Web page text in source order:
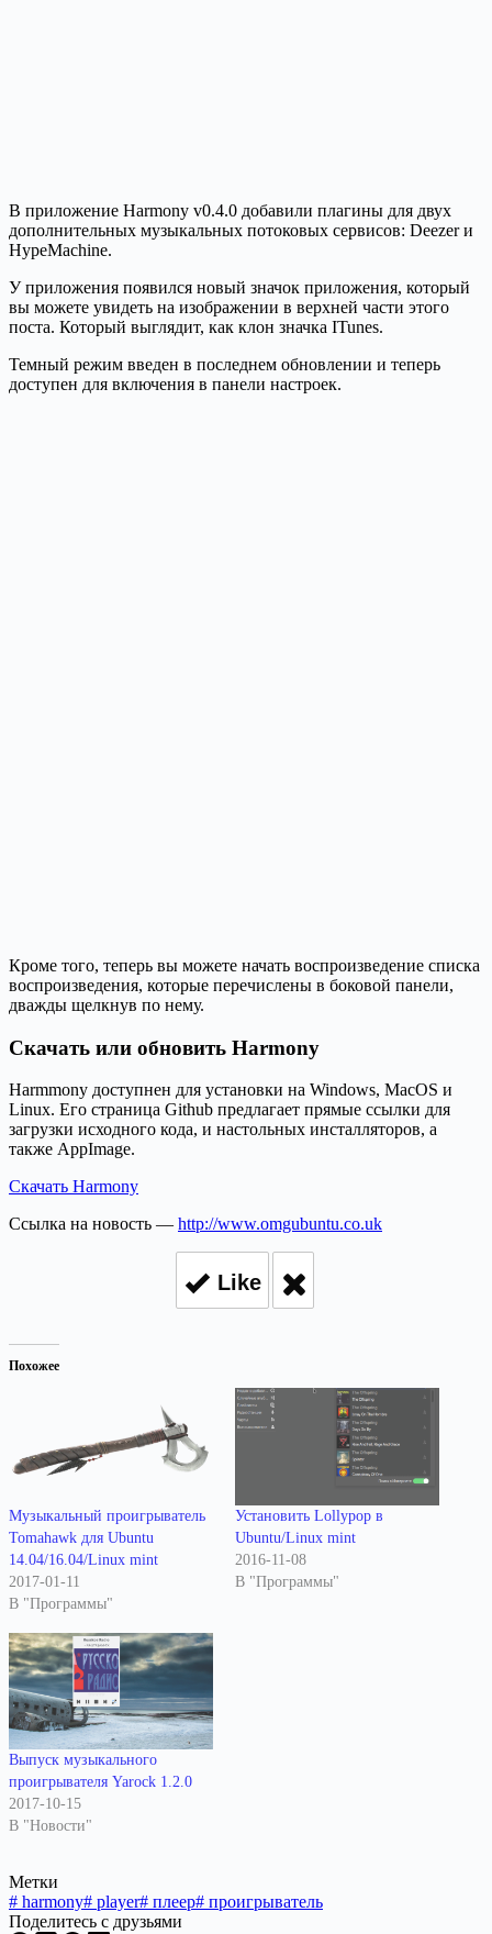
В приложение Harmony v0.4.0 добавили плагины для двух
дополнительных музыкальных потоковых сервисов: Deezer и
HypeMachine.
У приложения появился новый значок приложения, который
вы можете увидеть на изображении в верхней части этого
поста. Который выглядит, как клон значка ITunes.
Темный режим введен в последнем обновлении и теперь
доступен для включения в панели настроек.
Кроме того, теперь вы можете начать воспроизведение списка
воспроизведения, которые перечислены в боковой панели,
дважды щелкнув по нему.
Скачать или обновить Harmony
Harmmony доступнен для установки на Windows, MacOS и
Linux. Его страница Github предлагает прямые ссылки для
загрузки исходного кода, и настольных инсталляторов, а
также AppImage.
Скачать Harmony
Ссылка на новость — http://www.omgubuntu.co.uk
Like
Похожее
Музыкальный проигрыватель
Tomahawk для Ubuntu
14.04/16.04/Linux mint
2017-01-11
В "Программы"
Установить Lollypop в
Ubuntu/Linux mint
2016-11-08
В "Программы"
Выпуск музыкального
проигрывателя Yarock 1.2.0
2017-10-15
В "Новости"
Метки
# harmony# player# плеер# проигрыватель
Поделитесь с друзьями